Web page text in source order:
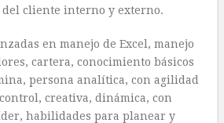
del cliente interno y externo.
en manejo de Excel, manejo
cartera, conocimiento básicos
persona analítica, con agilidad
creativa, dinámica, con
habilidades para planear y